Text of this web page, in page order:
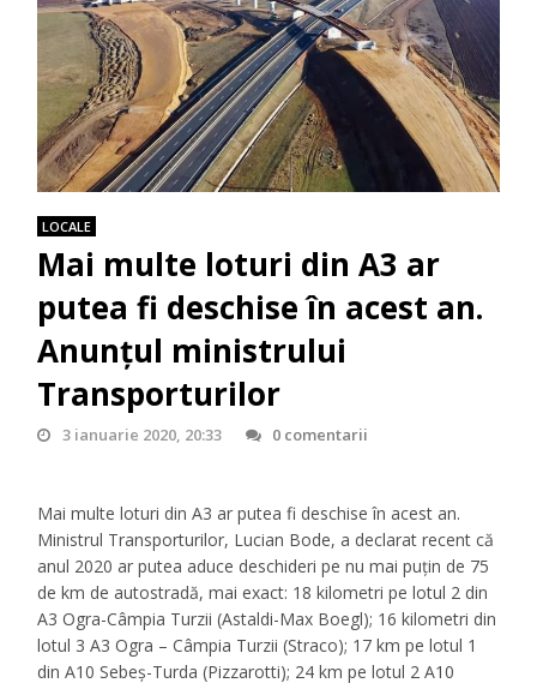
LOCALE
Mai multe loturi din A3 ar
putea fi deschise în acest an.
Anunţul ministrului
Transporturilor
3 ianuarie 2020, 20:33 0 comentarii
Mai multe loturi din A3 ar putea fi deschise în acest an.
Ministrul Transporturilor, Lucian Bode, a declarat recent că
anul 2020 ar putea aduce deschideri pe nu mai puțin de 75
de km de autostradă, mai exact: 18 kilometri pe lotul 2 din
A3 Ogra-Câmpia Turzii (Astaldi-Max Boegl); 16 kilometri din
lotul 3 A3 Ogra – Câmpia Turzii (Straco); 17 km pe lotul 1
din A10 Sebeș-Turda (Pizzarotti); 24 km pe lotul 2 A10